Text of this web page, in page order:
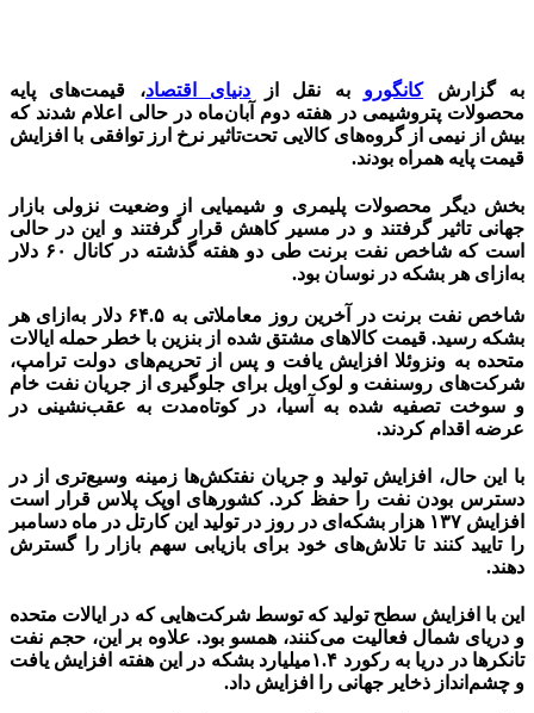
به گزارشکانگورو به نقل از دنیای اقتصاد، قیمت‌های پایه
محصولات پتروشیمی در هفته دوم آبان‌ماه در حالی اعلام شدند که
بیش از نیمی از گروه‌های کالایی تحت‌تاثیر نرخ ارز توافقی با افزایش
قیمت پایه همراه بودند.
بخش دیگر محصولات پلیمری و شیمیایی از وضعیت نزولی بازار
جهانی تاثیر گرفتند و در مسیر کاهش قرار گرفتند و این در حالی
است که شاخص نفت برنت طی دو هفته گذشته در کانال ۶۰ دلار
به‌ازای هر بشکه در نوسان بود.
شاخص نفت برنت در آخرین روز معاملاتی به ۶۴.۵ دلار به‌ازای هر
بشکه رسید. قیمت کالاهای مشتق شده از بنزین با خطر حمله ایالات
متحده به ونزوئلا افزایش یافت و پس از تحریم‌های دولت ترامپ،
شرکت‌های روسنفت و لوک اویل برای جلوگیری از جریان نفت خام
و سوخت تصفیه شده به آسیا، در کوتاه‌مدت به عقب‌نشینی در
عرضه اقدام کردند.
با این حال، افزایش تولید و جریان نفتکش‌ها زمینه وسیع‌تری از در
دسترس بودن نفت را حفظ کرد. کشورهای اوپک پلاس قرار است
افزایش ۱۳۷ هزار بشکه‌ای در روز در تولید این کارتل در ماه دسامبر
را تایید کنند تا تلاش‌های خود برای بازیابی سهم بازار را گسترش
دهند.
این با افزایش سطح تولید که توسط شرکت‌هایی که در ایالات متحده
و دریای شمال فعالیت می‌کنند، همسو بود. علاوه بر این، حجم نفت
تانکرها در دریا به رکورد ۱.۴‌میلیارد بشکه در این هفته افزایش یافت
و چشم‌انداز ذخایر جهانی را افزایش داد.